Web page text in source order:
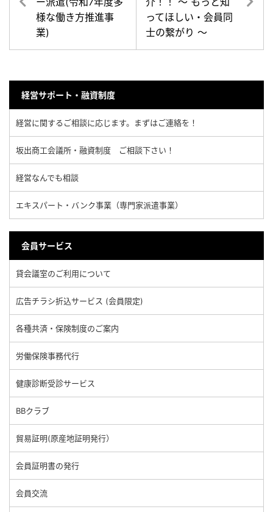
様な働き方推進事
業)
ってほしい・会員同
士の繋がり ～
経営サポート・融資制度
経営に関するご相談に応じます。まずはご連絡を！
坂出商工会議所・融資制度 ご相談下さい！
経営なんでも相談
エキスパート・バンク事業（専門家派遣事業）
会員サービス
貸会議室のご利用について
広告チラシ折込サービス (会員限定)
各種共済・保険制度のご案内
労働保険事務代行
健康診断受診サービス
BBクラブ
貿易証明(原産地証明発行）
会員証明書の発行
会員交流